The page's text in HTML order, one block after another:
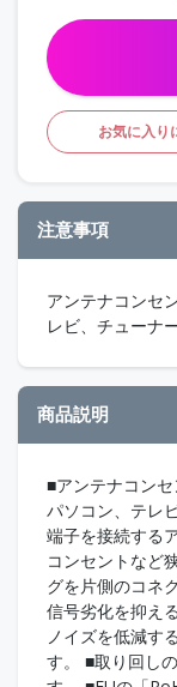
お気に入り
注意事項
アンテナコンセ
レビ、チューナ
商品説明
■アンテナコン
パソコン、テレ
端子を接続する
コンセントなど
グを片側のコネ
信号劣化を抑え
ノイズを低減す
す。 ■取り回し